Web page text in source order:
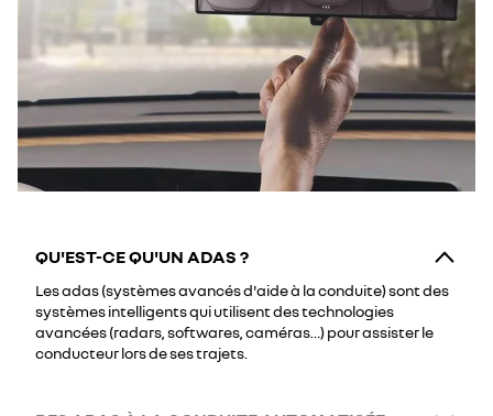
QU'EST-CE QU'UN ADAS ?
Les adas (systèmes avancés d'aide à la conduite) sont des
systèmes intelligents qui utilisent des technologies
avancées (radars, softwares, caméras…) pour assister le
conducteur lors de ses trajets.